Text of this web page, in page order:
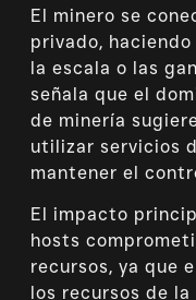
El minero se
privado,
la escala o las
señala que el
de minería
utilizar servicios
mantener el
El impacto
hosts
recursos, ya que
los recursos de